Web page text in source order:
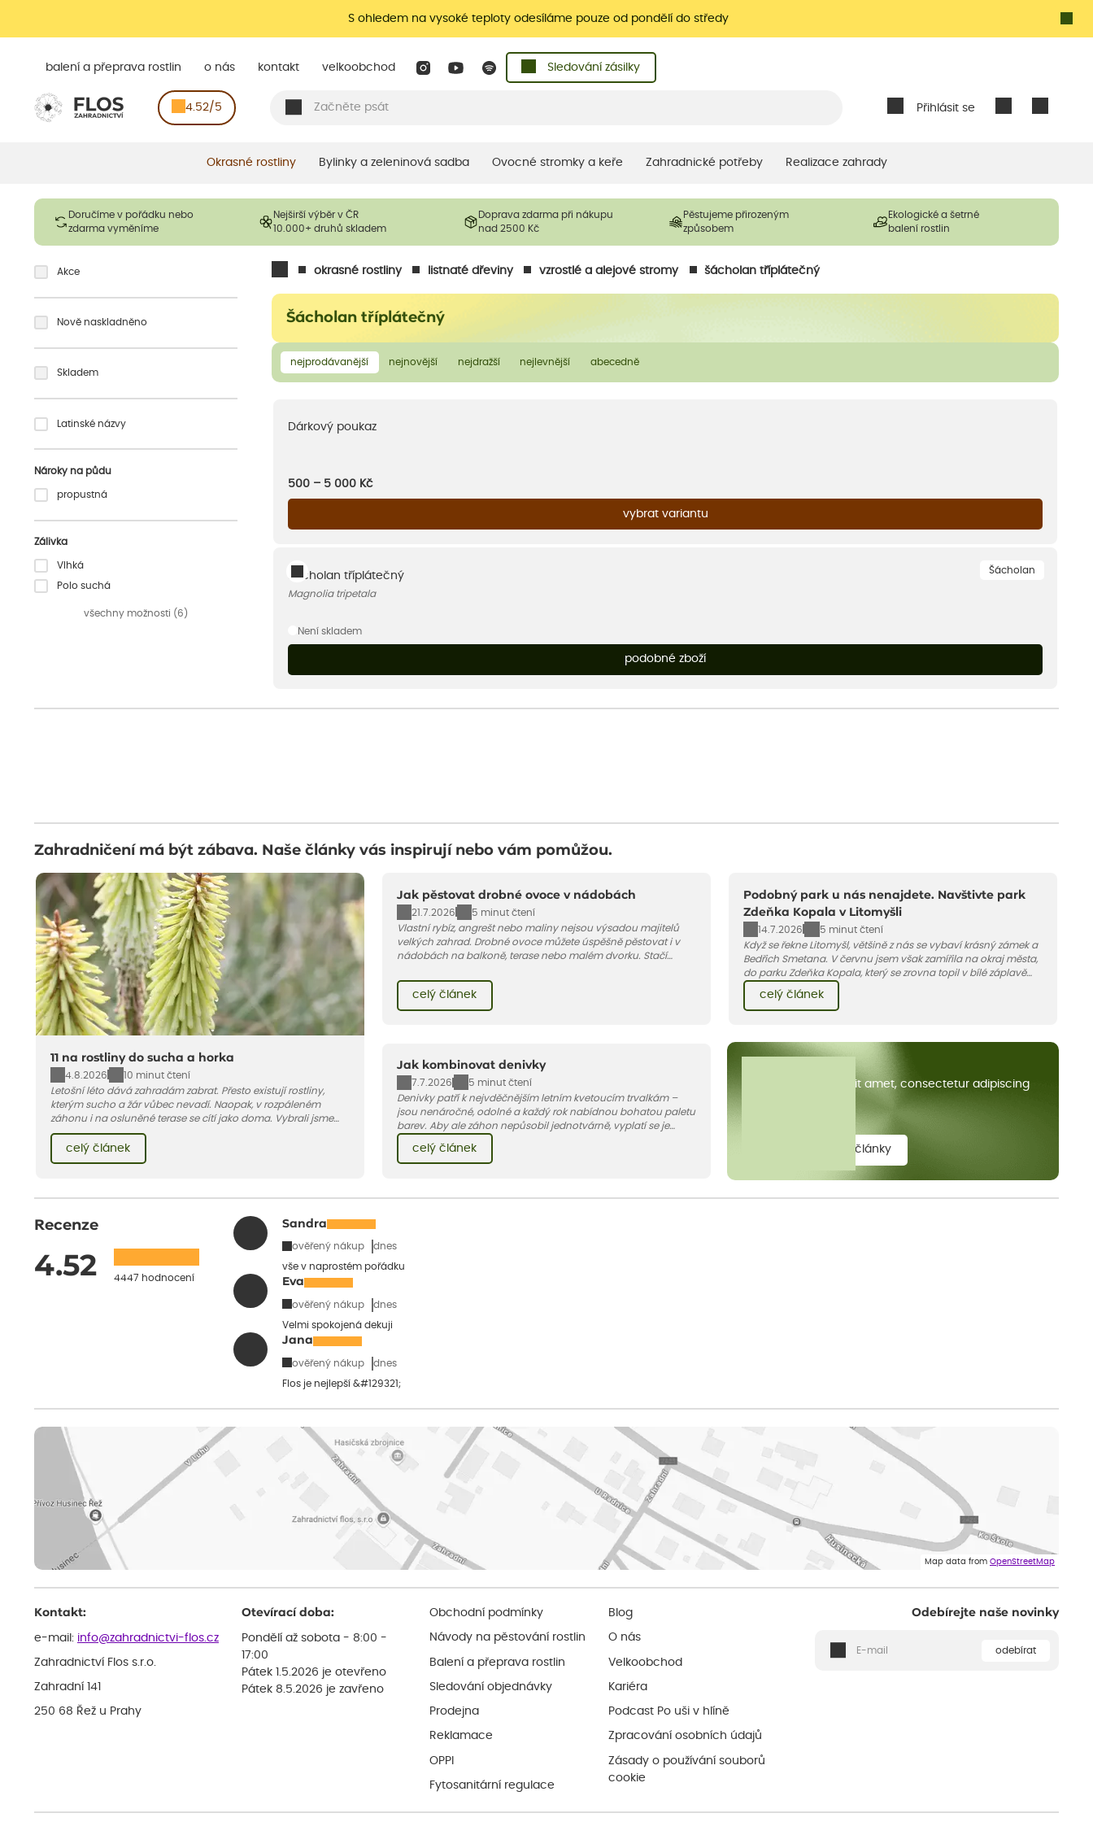
S ohledem na vysoké teploty odesíláme pouze od pondělí do středy
Přihlásit se
balení a přeprava rostlin o nás kontakt velkoobchod Sledování zásilky
4.52/5
Okrasné rostliny Bylinky a zeleninová sadba Ovocné stromky a keře Zahradnické potřeby Realizace zahrady
Doručíme v pořádku nebo
zdarma vyměníme
Nejširší výběr v ČR
10.000+ druhů skladem
Doprava zdarma při nákupu
nad 2500 Kč
Pěstujeme přirozeným
způsobem
Ekologické a šetrné
balení rostlin
okrasné rostliny listnaté dřeviny vzrostlé a alejové stromy šácholan tříplátečný
Šácholan tříplátečný
nejprodávanější nejnovější nejdražší nejlevnější abecedně
Akce
Nově naskladněno
Skladem
Latinské názvy
Nároky na půdu
propustná
Zálivka
Vlhká
Polo suchá
všechny možnosti (6)
Dárkový poukaz
500 – 5 000 Kč
vybrat variantu
Šácholan
Šácholan tříplátečný
Magnolia tripetala
Není skladem
podobné zboží
Zahradničení má být zábava. Naše články vás inspirují nebo vám pomůžou.
11 na rostliny do sucha a horka
4.8.2026
10 minut čtení
Letošní léto dává zahradám zabrat. Přesto existují rostliny,
kterým sucho a žár vůbec nevadí. Naopak, v rozpáleném
záhonu i na osluněné terase se cítí jako doma. Vybrali jsme
pro vás 11 tipů na odolné druhy, které zvládnou horké a suché
léto bez pravidelné zálivky. Pojďme se podívat, které to jsou.
celý článek
Jak pěstovat drobné ovoce v nádobách
21.7.2026
5 minut čtení
Vlastní rybíz, angrešt nebo maliny nejsou výsadou majitelů
velkých zahrad. Drobné ovoce můžete úspěšně pěstovat i v
nádobách na balkoně, terase nebo malém dvorku. Stačí
pár základních pravidel. V tomto článku vám poradíme, jak na
celý článek
Podobný park u nás nenajdete. Navštivte park
Zdeňka Kopala v Litomyšli
14.7.2026
5 minut čtení
Když se řekne Litomyšl, většině z nás se vybaví krásný zámek a
Bedřich Smetana. V červnu jsem však zamířila na okraj města,
do parku Zdeňka Kopala, který se zrovna topil v bílé záplavě
kvetoucích kopretin. Fotky řeknou víc než slova, přidávám k
nim pár řádků o tom, jak tento jedinečný kus krajiny vznikl.
celý článek
Jak kombinovat denivky
7.7.2026
5 minut čtení
Denivky patří k nejvděčnějším letním kvetoucím trvalkám –
jsou nenáročné, odolné a každý rok nabídnou bohatou paletu
barev. Aby ale záhon nepůsobil jednotvárně, vyplatí se je
jakými trvalkami a travinami denivky nejlépe ladí.
celý článek
Lorem ipsum dolor sit amet, consectetur adipiscing
zobrazit všechny články
Recenze
4.52 4447 hodnocení
Sandra
ověřený nákup dnes
vše v naprostém pořádku
Eva
ověřený nákup dnes
Velmi spokojená dekuji
Jana
ověřený nákup dnes
Flos je nejlepší &#129321;
Map data from OpenStreetMap
Kontakt:
e-mail: info@zahradnictvi-flos.cz
Zahradnictví Flos s.r.o.
Zahradní 141
250 68 Řež u Prahy
Otevírací doba:
Pondělí až sobota - 8:00 -
17:00
Pátek 1.5.2026 je otevřeno
Pátek 8.5.2026 je zavřeno
Obchodní podmínky
Návody na pěstování rostlin
Balení a přeprava rostlin
Sledování objednávky
Prodejna
Reklamace
OPPI
Fytosanitární regulace
Blog
O nás
Velkoobchod
Kariéra
Podcast Po uši v hlíně
Zpracování osobních údajů
Zásady o používání souborů
cookie
Odebírejte naše novinky
odebírat